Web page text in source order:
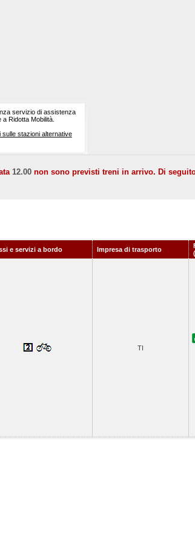
servizio di assistenza
a Ridotta Mobilità.
sulle stazioni alternative
12.00 non sono previsti treni in arrivo. Di
e servizi a bordo Impresa di trasporto
TI